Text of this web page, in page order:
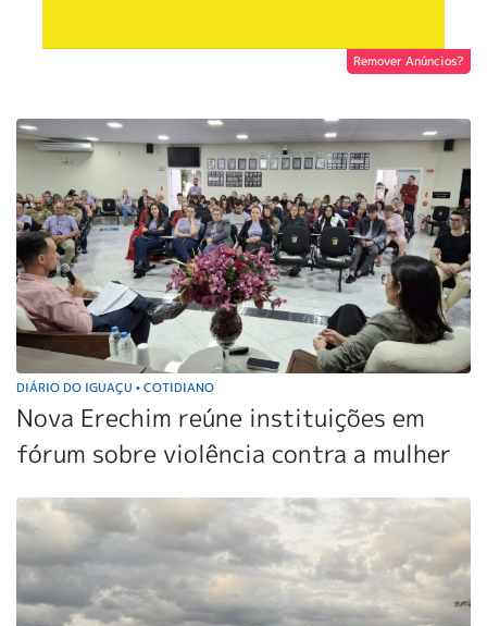
Remover Anúncios?
DIÁRIO DO IGUAÇU • COTIDIANO
Nova Erechim reúne instituições em
fórum sobre violência contra a mulher